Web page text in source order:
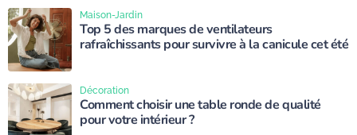
Top 5 des marques de ventilateurs
rafraîchissants pour survivre à la canicule cet été
Maison-Jardin
Comment choisir une table ronde de qualité
pour votre intérieur ?
Décoration